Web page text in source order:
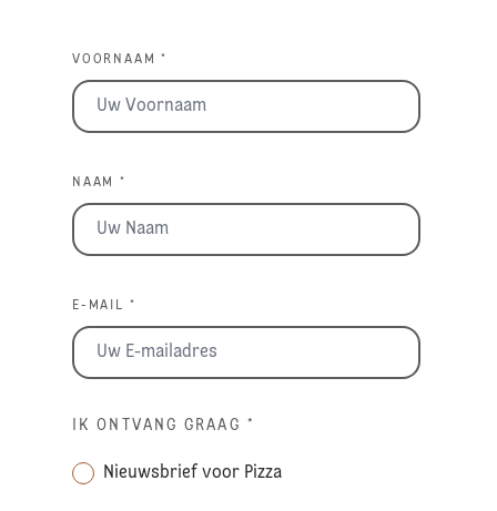
VOORNAAM *
NAAM *
E-MAIL *
IK ONTVANG GRAAG *
Nieuwsbrief voor Pizza